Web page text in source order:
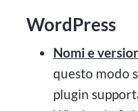
WordPress
Nomi e
questo modo
plugin